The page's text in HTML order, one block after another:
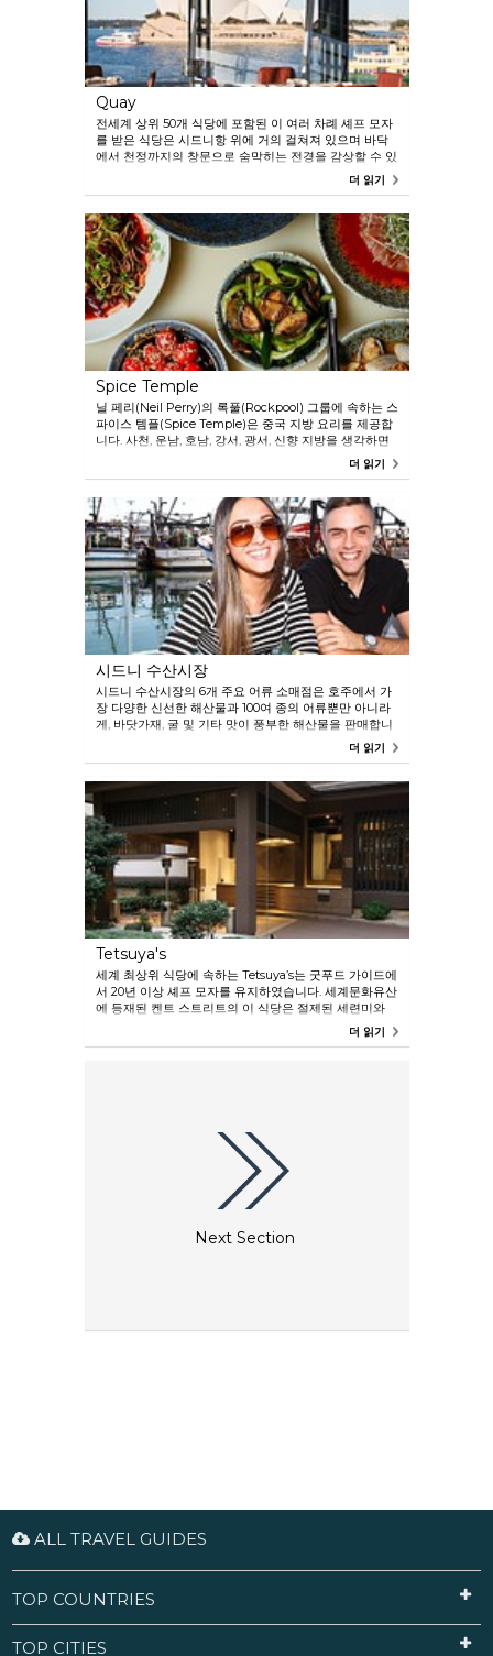
Quay
전세계 상위 50개 식당에 포함된 이 여러 차례 셰프 모자
를 받은 식당은 시드니항 위에 거의 걸쳐져 있으며 바닥
에서 천정까지의 창문으로 숨막히는 전경을 감상할 수 있
습니다. 음식은 전망만큼 훌륭합니다: 현지의 귀한 식재료
를 사용하는 피터 길모어(Peter Gilmore)의 미식 요리는
양 등 무엇 하나 빠지는 것이 없습니다. 특별한 날 식사하
기 참 좋은 곳입니다.
더 읽기
Spice Temple
닐 페리(Neil Perry)의 록풀(Rockpool) 그룹에 속하는 스
파이스 템플(Spice Temple)은 중국 지방 요리를 제공합
니다. 사천, 운남, 호남, 강서, 광서, 신향 지방을 생각하면
됩니다. 매운 맛, 순한 맛, 각종 양념이 들어간 맛 등 다양
한 풍미를 즐길 수 있습니다. 디자인을 매우 중시하는 이
니다.
더 읽기
시드니 수산시장
시드니 수산시장의 6개 주요 어류 소매점은 호주에서 가
장 다양한 신선한 해산물과 100여 종의 어류뿐만 아니라
게, 바닷가재, 굴 및 기타 맛이 풍부한 해산물을 판매합니
다. 세계 최대의 수산시장 중 하나인 이 장소에는 피터즈
시푸드 그릴(Peter's Seafood Grill)과 도일즈(Doyles)를
이 델리, 청과물 가게, 주류 판매점, 낚시용품점, 정육점 및
선물 가게도 있습니다. 매일 수산물 경매는 오전 5시 30분
에 시작됩니다.
더 읽기
Tetsuya's
세계 최상위 식당에 속하는 Tetsuya’s는 굿푸드 가이드에
서 20년 이상 셰프 모자를 유지하였습니다. 세계문화유산
에 등재된 켄트 스트리트의 이 식당은 절제된 세련미와
정제된 프랑스-일본 요리 걸작의 전당으로서 갈채 받는
셰프 Tetsuya Wakada의 주방에서 끊임 없이 진화하는
더 읽기
Next Section
ALL TRAVEL GUIDES
TOP COUNTRIES
TOP CITIES